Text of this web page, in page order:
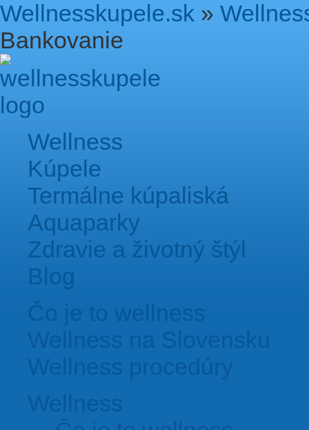
Wellnesskupele.sk »
Bankovanie
Wellness
Kúpele
Termálne kúpaliská
Aquaparky
Zdravie a životný štýl
Blog
Čo je to wellness
Wellness na Slovensku
Wellness procedúry
Wellness